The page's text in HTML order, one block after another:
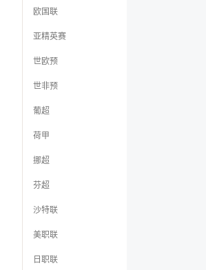
欧国联
亚精英赛
世欧预
世非预
葡超
荷甲
挪超
芬超
沙特联
美职联
日职联